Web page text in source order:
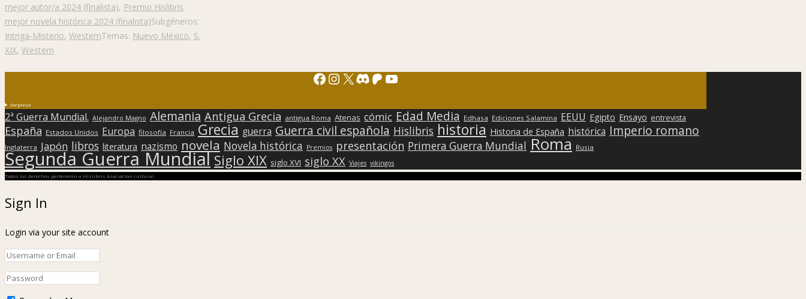
mejor autor/a 2024 (finalista), Premio Hislibris
mejor novela histórica 2024 (finalista)Subgéneros:
Intriga-Misterio, WesternTemas: Nuevo México, S.
XIX, Western
Facebook
Instagram
X Discord
Patreon
YouTube
Sorpresa
2ª Guerra Mundial. Alejandro Magno Alemania Antigua Grecia antigua Roma Atenas cómic Edad Media Edhasa Ediciones Salamina EEUU Egipto Ensayo entrevista
España Estados Unidos Europa filosofía Francia Grecia guerra Guerra civil española Hislibris historia Historia de España histórica Imperio romano
Inglaterra Japón libros literatura nazismo novela Novela histórica Premios presentación Primera Guerra Mundial Roma Rusia
Segunda Guerra Mundial Siglo XIX siglo XVI siglo XX Viajes vikingos
Todos los derechos pertenecen a Hislibris Asociación cultural
Sign In
Login via your site account